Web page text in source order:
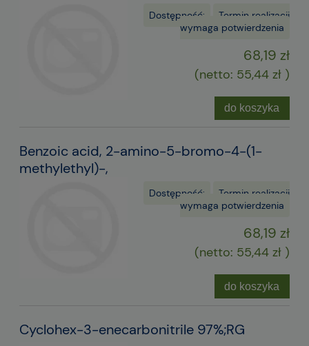
Dostępność:
Termin realizacji
wymaga potwierdzenia
68,19 zł
(netto: 55,44 zł )
do koszyka
Benzoic acid, 2-amino-5-bromo-4-(1-
methylethyl)-,
Dostępność:
Termin realizacji
wymaga potwierdzenia
68,19 zł
(netto: 55,44 zł )
do koszyka
Cyclohex-3-enecarbonitrile 97%;RG